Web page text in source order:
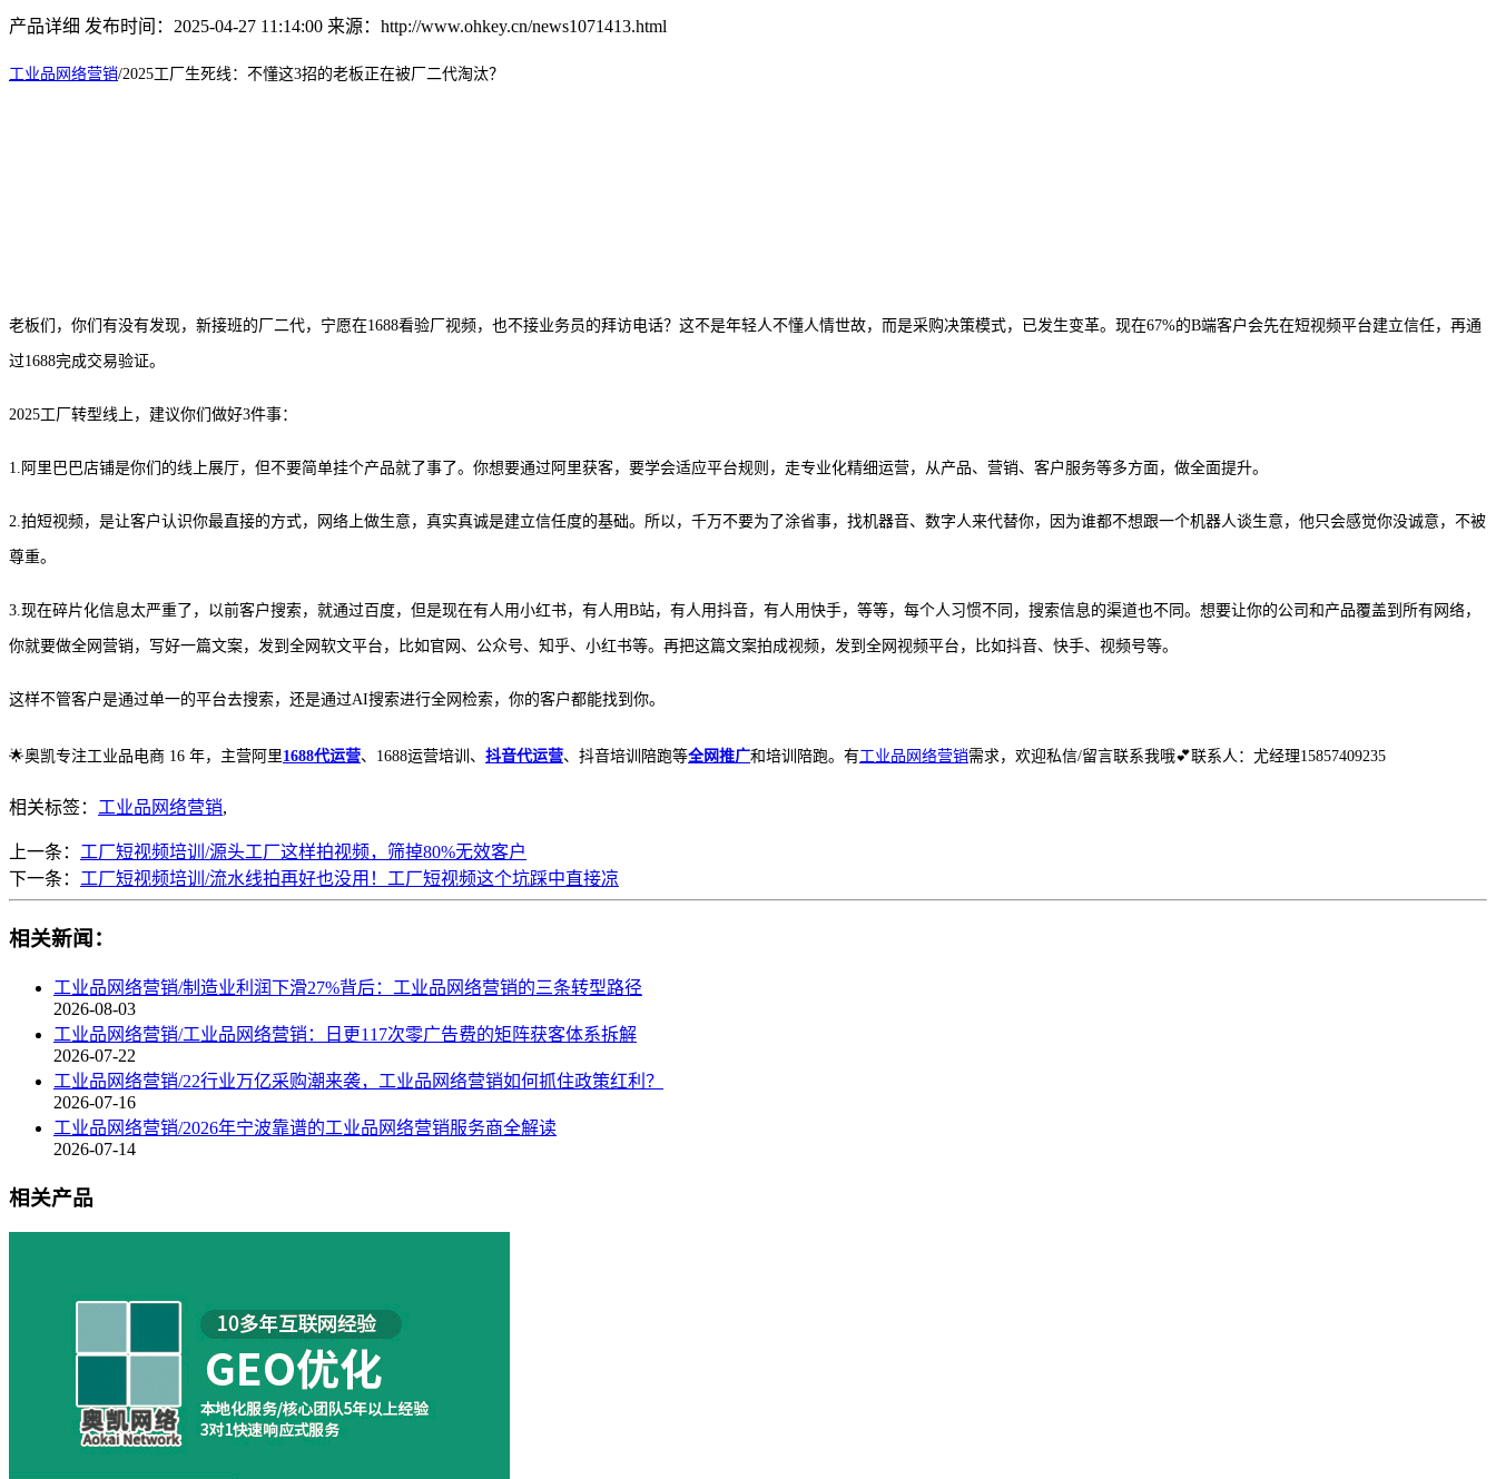
产品详细 发布时间：2025-04-27 11:14:00 来源：http://www.ohkey.cn/news1071413.html
工业品网络营销/2025工厂生死线：不懂这3招的老板正在被厂二代淘汰？
老板们，你们有没有发现，新接班的厂二代，宁愿在1688看验厂视频，也不接业务员的拜访电话？这不是年轻人不懂人情世故，而是采购决策模式，已发生变革。现在67%的B端客户会先在短视频平台建立信任，再通
过1688完成交易验证。
2025工厂转型线上，建议你们做好3件事：
1.阿里巴巴店铺是你们的线上展厅，但不要简单挂个产品就了事了。你想要通过阿里获客，要学会适应平台规则，走专业化精细运营，从产品、营销、客户服务等多方面，做全面提升。
2.拍短视频，是让客户认识你最直接的方式，网络上做生意，真实真诚是建立信任度的基础。所以，千万不要为了涂省事，找机器音、数字人来代替你，因为谁都不想跟一个机器人谈生意，他只会感觉你没诚意，不被
尊重。
3.现在碎片化信息太严重了，以前客户搜索，就通过百度，但是现在有人用小红书，有人用B站，有人用抖音，有人用快手，等等，每个人习惯不同，搜索信息的渠道也不同。想要让你的公司和产品覆盖到所有网络，
你就要做全网营销，写好一篇文案，发到全网软文平台，比如官网、公众号、知乎、小红书等。再把这篇文案拍成视频，发到全网视频平台，比如抖音、快手、视频号等。
这样不管客户是通过单一的平台去搜索，还是通过AI搜索进行全网检索，你的客户都能找到你。
🌟奥凯专注工业品电商 16 年，主营阿里1688代运营、1688运营培训、 抖音代运营、抖音培训陪跑等全网推广和培训陪跑。有工业品网络营销需求，欢迎私信/留言联系我哦💕联系人：尤经理15857409235
相关标签： 工业品网络营销,
上一条： 工厂短视频培训/源头工厂这样拍视频，筛掉80%无效客户
下一条： 工厂短视频培训/流水线拍再好也没用！工厂短视频这个坑踩中直接凉
相关新闻：
工业品网络营销/制造业利润下滑27%背后：工业品网络营销的三条转型路径
2026-08-03
工业品网络营销/工业品网络营销：日更117次零广告费的矩阵获客体系拆解
2026-07-22
工业品网络营销/22行业万亿采购潮来袭，工业品网络营销如何抓住政策红利？
2026-07-16
工业品网络营销/2026年宁波靠谱的工业品网络营销服务商全解读
2026-07-14
相关产品